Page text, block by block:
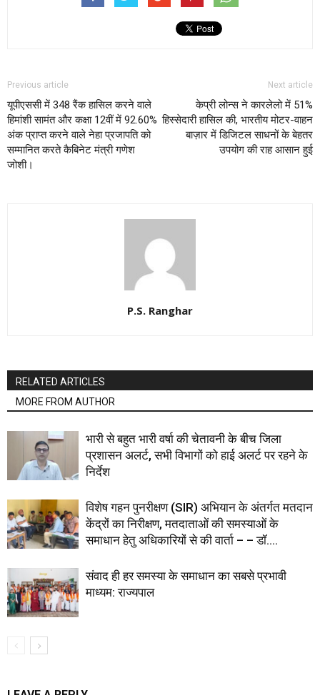
Previous article
यूपीएससी में 348 रैंक हासिल करने वाले
हिमांशी सामंत और कक्षा 12वीं में 92.60%
अंक प्राप्त करने वाले नेहा प्रजापति को
सम्मानित करते कैबिनेट मंत्री गणेश
जोशी।
Next article
केप्री लोन्स ने कारलेलो में 51%
हिस्सेदारी हासिल की, भारतीय मोटर-वाहन
बाज़ार में डिजिटल साधनों के बेहतर
उपयोग की राह आसान हुई
P.S. Ranghar
RELATED ARTICLES
MORE FROM AUTHOR
भारी से बहुत भारी वर्षा की चेतावनी के बीच जिला
प्रशासन अलर्ट, सभी विभागों को हाई अलर्ट पर रहने के
निर्देश
विशेष गहन पुनरीक्षण (SIR) अभियान के अंतर्गत मतदान
केंद्रों का निरीक्षण, मतदाताओं की समस्याओं के
समाधान हेतु अधिकारियों से की वार्ता – – डॉ....
संवाद ही हर समस्या के समाधान का सबसे प्रभावी
माध्यम: राज्यपाल